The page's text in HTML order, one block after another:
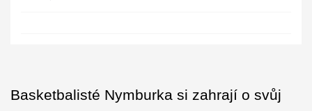
Basketbalisté Nymburka si zahrají o svůj